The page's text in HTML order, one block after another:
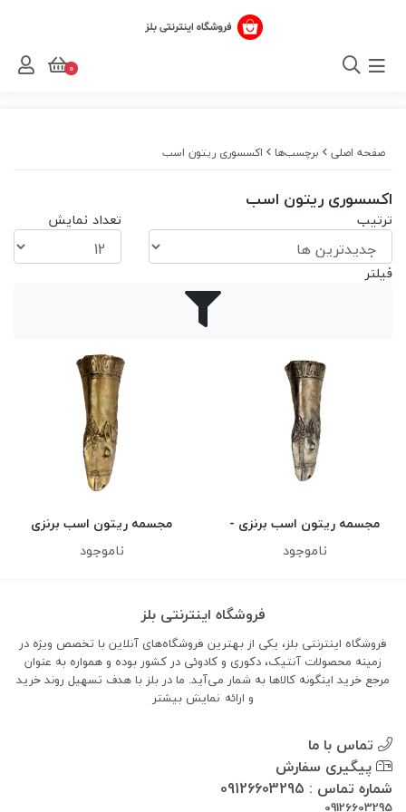
صفحه اصلی برچسب‌ها اکسسوری ریتون اسب
اکسسوری ریتون اسب
ترتیب تعداد نمایش
فیلتر
مجسمه ریتون اسب برنزی -
کد ۲
ناموجود
مجسمه ریتون اسب برنزی
ناموجود
فروشگاه اینترنتی بلز
فروشگاه اینترنتی بلز، یکی از بهترین فروشگاه‌های آنلاین با تخصص ویژه در
زمینه محصولات آنتیک، دکوری و کادوئی در کشور بوده و همواره به عنوان
مرجع خرید اینگونه کالاها به شمار می‌آید. ما در بلز با هدف تسهیل روند خرید
و ارائه نمایش بیشتر
تماس با ما
پیگیری سفارش
شماره تماس : 09126603295
09126603295
0